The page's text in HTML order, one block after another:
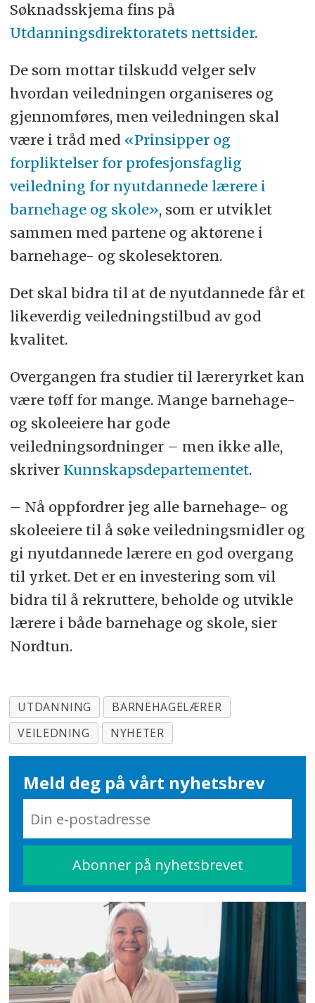
Søknadsskjema fins på
Utdanningsdirektoratets nettsider.
De som mottar tilskudd velger selv
hvordan veiledningen organiseres og
gjennomføres, men veiledningen skal
være i tråd med «Prinsipper og
forpliktelser for profesjonsfaglig
veiledning for nyutdannede lærere i
barnehage og skole», som er utviklet
sammen med partene og aktørene i
barnehage- og skolesektoren.
Det skal bidra til at de nyutdannede får et
likeverdig veiledningstilbud av god
kvalitet.
Overgangen fra studier til læreryrket kan
være tøff for mange. Mange barnehage-
og skoleeiere har gode
veiledningsordninger – men ikke alle,
skriver Kunnskapsdepartementet.
– Nå oppfordrer jeg alle barnehage- og
skoleeiere til å søke veiledningsmidler og
gi nyutdannede lærere en god overgang
til yrket. Det er en investering som vil
bidra til å rekruttere, beholde og utvikle
lærere i både barnehage og skole, sier
Nordtun.
UTDANNING
BARNEHAGELÆRER
VEILEDNING
NYHETER
Meld deg på vårt nyhetsbrev